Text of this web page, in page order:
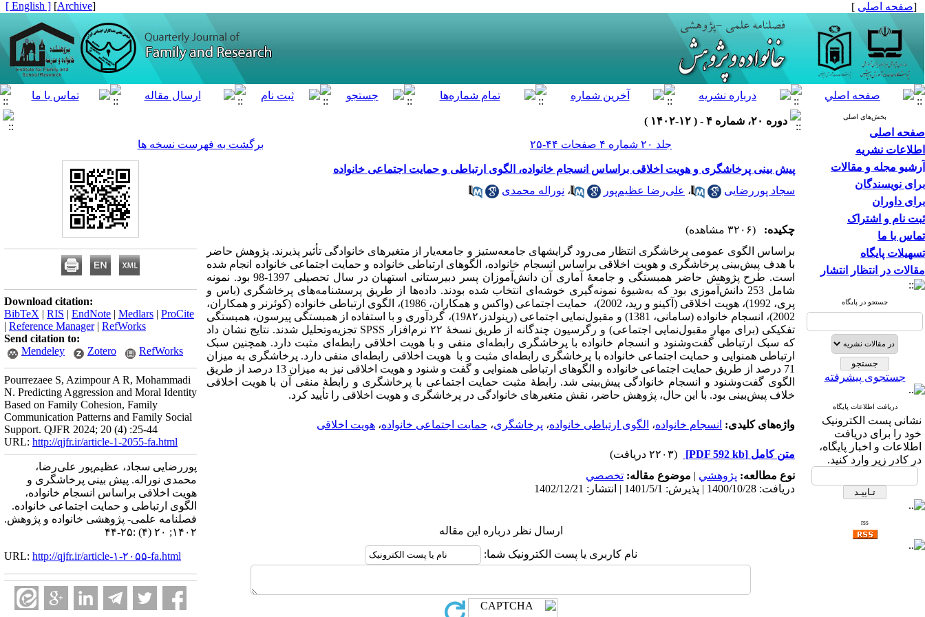
[صفحه اصلی ]
[
Archive
]
[ English ]
بخش‌های اصلی
صفحه اصلی
اطلاعات نشریه
آرشیو مجله و مقالات
برای نویسندگان
برای داوران
ثبت نام و اشتراک
تماس با ما
تسهیلات پایگاه
مقالات در انتظار انتشار
جستجو در پایگاه
جستجوی پیشرفته
دریافت اطلاعات پایگاه
نشانی پست الکترونیک
خود را برای دریافت
اطلاعات و اخبار پایگاه،
در کادر زیر وارد کنید.
rss
دوره ۲۰، شماره ۴ - ( ۱۲-۱۴۰۲ )
جلد ۲۰ شماره ۴ صفحات ۴۴-۲۵
برگشت به فهرست نسخه ها
پیش بینی پرخاشگری و هویت اخلاقی براساس انسجام خانواده، الگوی ارتباطی و حمایت اجتماعی خانواده
سجاد پوررضایی
، علی‌رضا عظیم‌پور ، نوراله محمدی
چکیده:
(۳۲۰۶ مشاهده)
براساس الگوی عمومی پرخاشگری انتظار می‌رود گرایشهای جامعه‌ستیز و جامعه‌یار از متغیرهای خانوادگی تأثیر پذیرند. پژوهش حاضر
با هدف پیش‌­بینی پرخاشگری و هویت اخلاقی بر­اساس انسجام خانواده، الگوهای ارتباطی خانواده و حمایت اجتماعی خانواده انجام شده
است.‍ طرح پژوهش حاضر همبستگی و جامعۀ آماری آن دانش­‌آموزان پسر دبیرستانی استهبان در سال تحصیلی 1397-98 بود. نمونه‌‌
شامل 253 دانش‌آموزی بود که به­‌شیوۀ نمونه‌گیری خوشه‌ای انتخاب شده بودند. داده‌­ها از طریق پرسشنامه‌های پرخاشگری (باس و
پری، 1992)، هویت اخلاقی (آکینو و رید، 2002)، حمایت اجتماعی (واکس و همکاران، 1986)، الگوی ارتباطی خانواده (کوئرنر و همکاران،
2002)، انسجام خانواده (سامانی، 1381) و مقبول‌نمایی اجتماعی (رینولدز،19۸۲)، گرد­آوری و با استفاده از همبستگی پیرسون، همبستگی
تفکیکی (برای مهار مقبول‌نمایی ­اجتماعی) و رگرسیون چندگانه از طریق نسخۀ ۲۲ نرم‌افزار SPSS تجزیه‌و‌تحلیل شدند. نتایج نشان داد
که سبک ارتباطی گفت‌وشنود و انسجام خانواده با پرخاشگری رابطه‌­ای منفی و با هویت اخلاقی رابطه‌­ای مثبت دارد. همچنین سبک
ارتباطی همنوایی و حمایت اجتماعی خانواده با پرخاشگری رابطه‌­ای مثبت و با هویت اخلاقی رابطه‌­ای منفی دارد. پرخاشگری به میزان
71 درصد از طریق حمایت اجتماعی خانواده و الگوهای ارتباطی همنوایی و گفت و ­شنود و هویت اخلاقی نیز به میزان 13 درصد از طریق
الگوی گفت‌وشنود و انسجام خانوادگی پیش‌بینی شد. رابطۀ مثبت حمایت اجتماعی با پرخاشگری و رابطۀ منفی آن با هویت اخلاقی
خلاف پیش‌بینی بود. با این حال، پژوهش حاضر، نقش متغیرهای خانوادگی در پرخاشگری و هویت اخلاقی را تأیید کرد.
واژه‌های کلیدی: انسجام خانواده، الگوی ‌ارتباطی خانواده، پرخاشگری، حمایت‌ اجتماعی خانواده، هویت اخلاقی
متن کامل [PDF 592 kb]
(۲۲۰۳ دریافت)
نوع مطالعه: پژوهشي | موضوع مقاله: تخصصي
دریافت: 1400/10/28 | پذیرش: 1401/5/1 | انتشار: 1402/12/21
ارسال نظر درباره این مقاله
نام کاربری یا پست الکترونیک شما:
Download citation:
BibTeX | RIS | EndNote | Medlars | ProCite
| Reference Manager| RefWorks
Send citation to:
Mendeley
Zotero RefWorks
Pourrezaee S, Azimpour A R, Mohammadi
N. Predicting Aggression and Moral Identity
Based on Family Cohesion, Family
Communication Patterns and Family Social
Support. QJFR 2024; 20 (4) :25-44
URL: http://qjfr.ir/article-1-2055-fa.html
پوررضایی سجاد، عظیم‌پور علی‌رضا،
محمدی نوراله. پیش بینی پرخاشگری و
هویت اخلاقی براساس انسجام خانواده،
الگوی ارتباطی و حمایت اجتماعی خانواده.
فصلنامه علمی- پژوهشی خانواده و پژوهش.
۱۴۰۲; ۲۰ (۴) :۲۵-۴۴
URL: http://qjfr.ir/article-۱-۲۰۵۵-fa.html